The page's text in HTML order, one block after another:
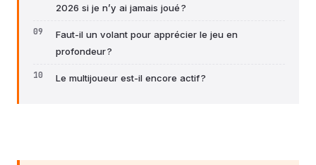
2026 si je n’y ai jamais joué ?
Faut-il un volant pour apprécier le jeu en
profondeur ?
Le multijoueur est-il encore actif ?